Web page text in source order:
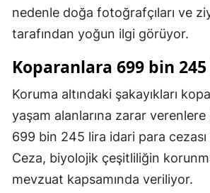
Kırklareli
Kırşehir
Kocaeli
Konya
Malatya
Manisa
nedenle doğa fotoğrafçıları ve
tarafından yoğun ilgi görüyor.
Koparanlara 699 bin
Koruma altındaki şakayıkları
yaşam alanlarına zarar verenlere
699 bin 245 lira idari para cezası
Ceza, biyolojik çeşitliliğin
mevzuat kapsamında veriliyor.